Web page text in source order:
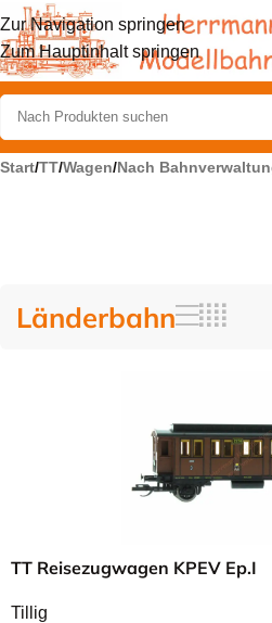
Zur Navigation springen
Zum Hauptinhalt springen
Start/TT/Wagen/Nach
Länderbahn
TT Reisezugwagen KPEV Ep.I
Tillig